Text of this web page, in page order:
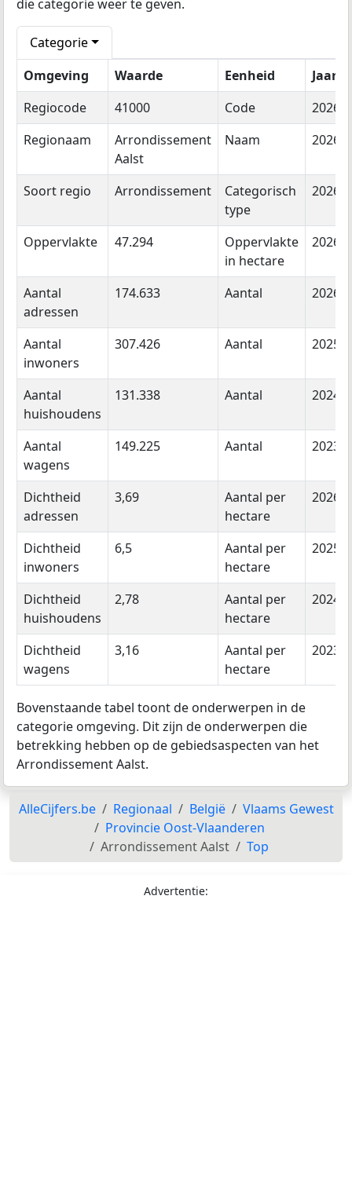
die categorie weer te geven.
Categorie
Omgeving
Waarde Eenheid
Jaar
Regiocode
41000 Code
2026
Regionaam
Arrondissement
Aalst
Naam 2026
Soort regio Arrondissement
Categorisch
type
2026
Oppervlakte 47.294
Oppervlakte
in hectare
2026
Aantal
adressen
174.633 Aantal 2026
Aantal
inwoners
307.426 Aantal 2025
Aantal
huishoudens
131.338 Aantal 2024
Aantal
wagens
149.225 Aantal 2023
Dichtheid
adressen
3,69
Aantal per
hectare
2026
Dichtheid
inwoners
6,5
Aantal per
hectare
2025
Dichtheid
huishoudens
2,78
Aantal per
hectare
2024
Dichtheid
wagens
3,16
Aantal per
hectare
2023
Bovenstaande tabel toont de onderwerpen in de
categorie omgeving. Dit zijn de onderwerpen die
betrekking hebben op de gebiedsaspecten van het
Arrondissement Aalst.
AlleCijfers.be Regionaal België
Vlaams Gewest
Provincie Oost-Vlaanderen
Arrondissement Aalst
Top
Advertentie: